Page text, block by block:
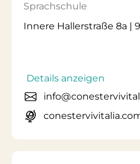
Sprachschule
Innere Hallerstraße 8a |
Details anzeigen